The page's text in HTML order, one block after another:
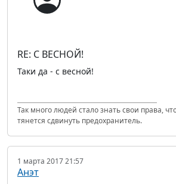
RE: С ВЕСНОЙ!
Таки да - с весной!
Так много людей стало знать свои права,
тянется сдвинуть предохранитель.
1 марта 2017 21:57
Анэт